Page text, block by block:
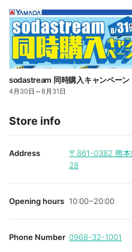
sodastream 同時購入キャンペーン
4月30日 ～8月31日
Store info
Address 〒861-0382 熊
28
Opening hours 10:00~20:00
Phone Number 0968-32-1001